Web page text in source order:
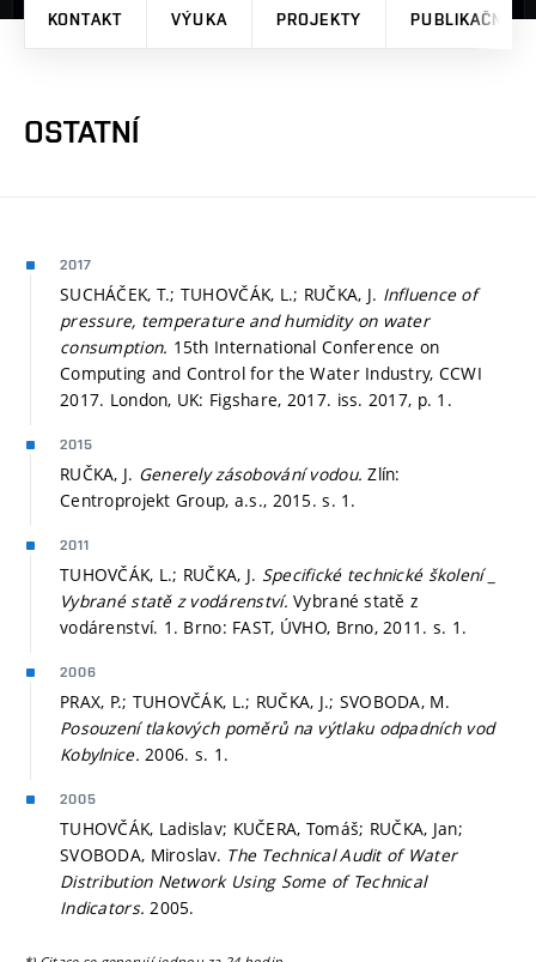
KONTAKT VÝUKA PROJEKTY PUBLIKAČNÍ
OSTATNÍ
2017
SUCHÁČEK, T.; TUHOVČÁK, L.; RUČKA, J. Influence of
pressure, temperature and humidity on water
consumption. 15th International Conference on
Computing and Control for the Water Industry, CCWI
2017. London, UK: Figshare, 2017. iss. 2017, p. 1.
2015
RUČKA, J. Generely zásobování vodou.Zlín:
Centroprojekt Group, a.s., 2015.s. 1.
2011
TUHOVČÁK, L.; RUČKA, J. Specifické technické školení _
Vybrané statě z vodárenství.Vybrané statě z
vodárenství. 1. Brno: FAST, ÚVHO, Brno, 2011. s. 1.
2006
PRAX, P.; TUHOVČÁK, L.; RUČKA, J.; SVOBODA, M.
Posouzení tlakových poměrů na výtlaku odpadních vod
Kobylnice.2006. s. 1.
2005
TUHOVČÁK, Ladislav; KUČERA, Tomáš; RUČKA, Jan;
SVOBODA, Miroslav. The Technical Audit of Water
Distribution Network Using Some of Technical
Indicators.2005.